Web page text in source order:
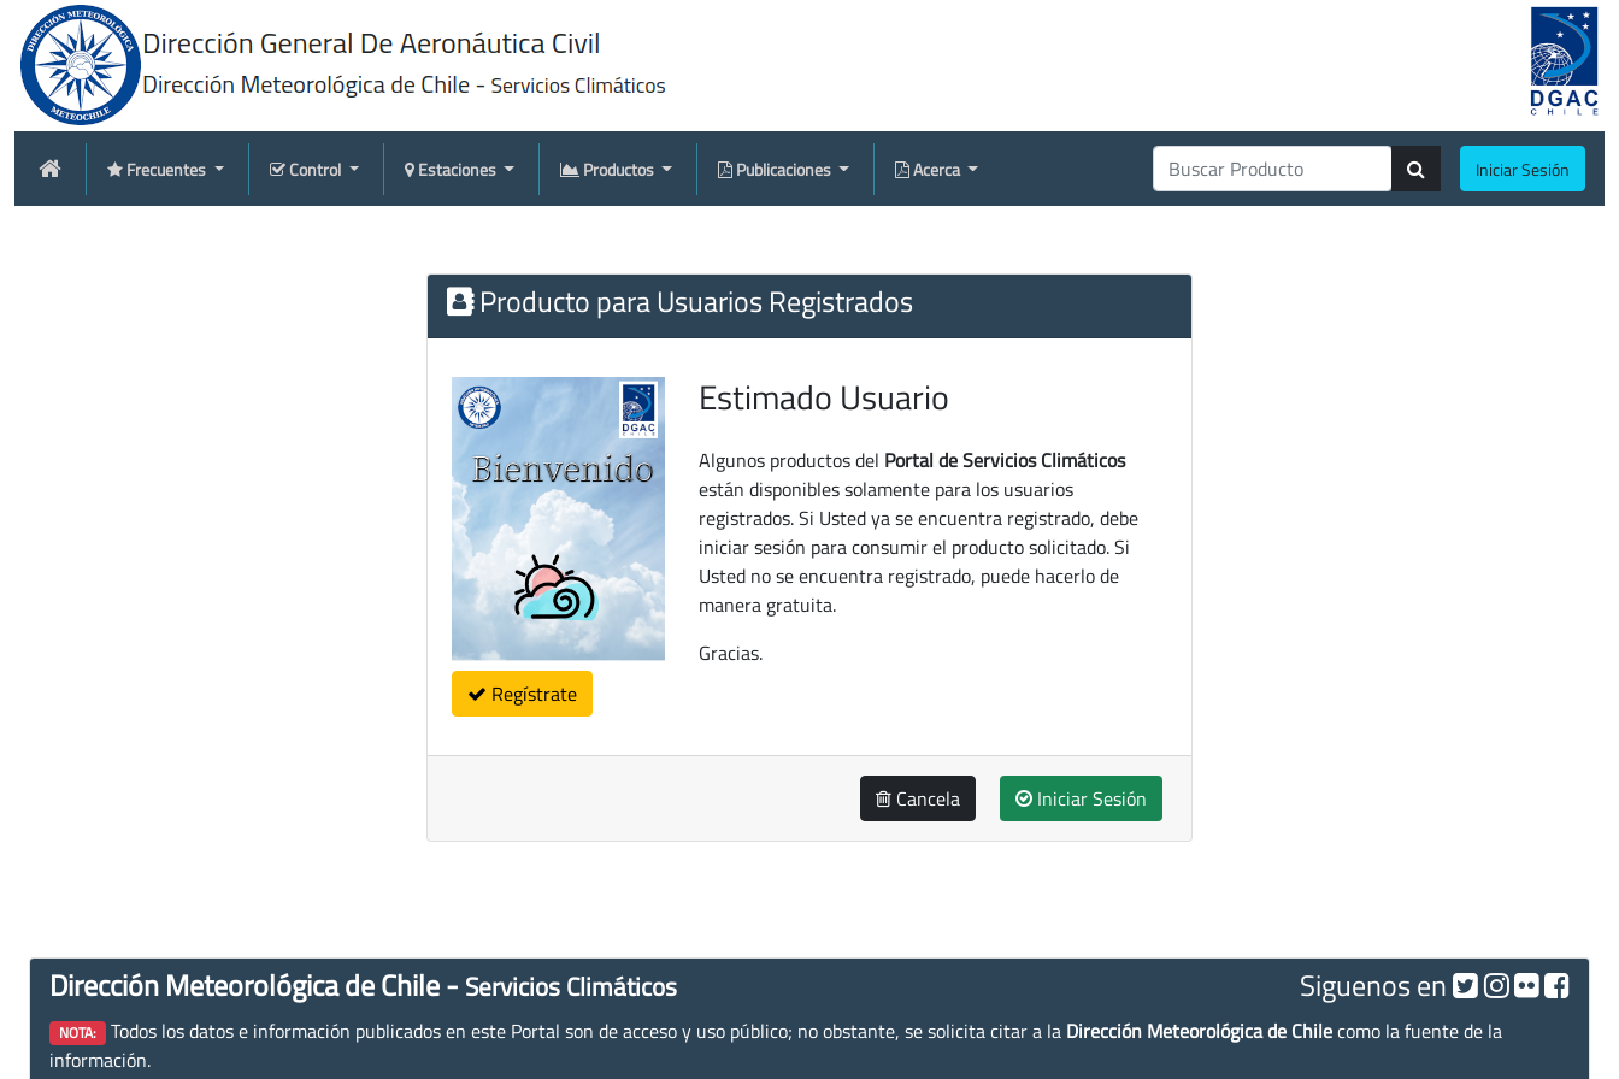
Frecuentes Control Estaciones Productos Publicaciones Acerca Iniciar Sesión
Producto para Usuarios Registrados
Regístrate
Estimado Usuario
Algunos productos del Portal de Servicios Climáticos
están disponibles solamente para los usuarios
registrados. Si Usted ya se encuentra registrado, debe
iniciar sesión para consumir el producto solicitado. Si
Usted no se encuentra registrado, puede hacerlo de
manera gratuita.
Gracias.
Cancela Iniciar Sesión
Dirección Meteorológica de Chile - Servicios Climáticos Siguenos en
NOTA: Todos los datos e información publicados en este Portal son de acceso y uso público; no obstante, se solicita citar a la Dirección Meteorológica de Chilecomo la fuente de la
información.